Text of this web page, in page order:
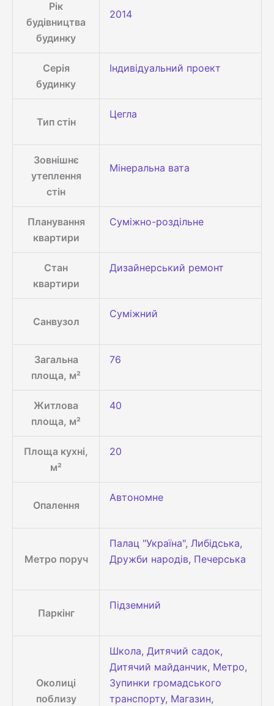
Рік
будівництва
будинку
2014
Серія
будинку
Індивідуальний проект
Тип стін
Цегла
Зовнішнє
утеплення
стін
Мінеральна вата
Планування
квартири
Суміжно-роздільне
Стан
квартири
Дизайнерський ремонт
Санвузол
Суміжний
Загальна
площа, м²
76
Житлова
площа, м²
40
Площа кухні,
м²
20
Опалення
Автономне
Метро поруч
Палац "Україна", Либідська,
Дружби народів, Печерська
Паркінг
Підземний
Околиці
поблизу
Школа, Дитячий садок,
Дитячий майданчик, Метро,
Зупинки громадського
транспорту, Магазин,